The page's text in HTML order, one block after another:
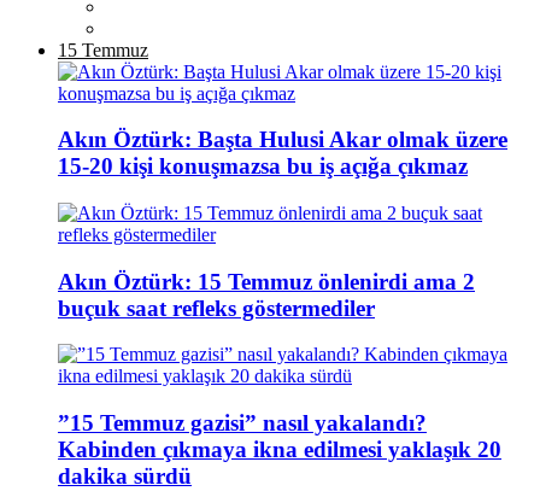
15 Temmuz
Akın Öztürk: Başta Hulusi Akar olmak üzere
15-20 kişi konuşmazsa bu iş açığa çıkmaz
Akın Öztürk: 15 Temmuz önlenirdi ama 2
buçuk saat refleks göstermediler
”15 Temmuz gazisi” nasıl yakalandı?
Kabinden çıkmaya ikna edilmesi yaklaşık 20
dakika sürdü